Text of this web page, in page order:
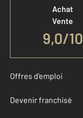
Achat
Vente
9,0/10
Offres d'emploi
Devenir franchisé